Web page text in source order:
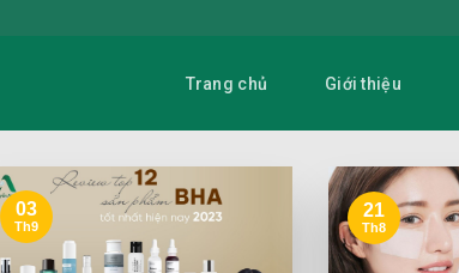
Trang chủ Giới thiệu
03
Th9
21
Th8